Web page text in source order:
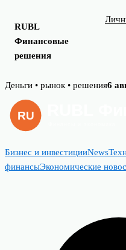
RUBL
Финансовые
решения
Skip
content
Деньги • рынок • решения6
Бизнес и инвестицииNews
финансыЭкономические